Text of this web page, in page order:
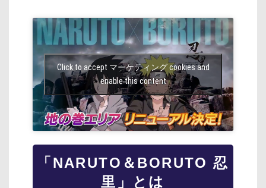
Click to accept マーケティング cookies and
enable this content
「NARUTO＆BORUTO 忍
里」とは